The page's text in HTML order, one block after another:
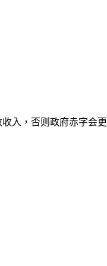
入，否则政府赤字会